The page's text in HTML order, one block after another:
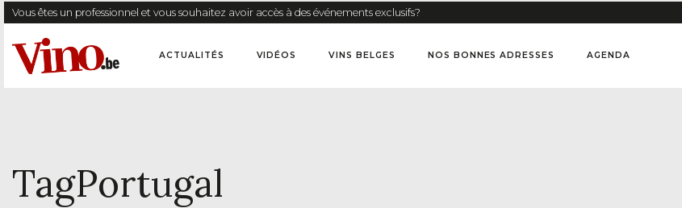
Vous êtes un professionnel et vous souhaitez avoir accès à des événements exclusifs?
ACTUALITÉS VIDÉOS VINS BELGES NOS BONNES ADRESSES AGENDA
TagPortugal